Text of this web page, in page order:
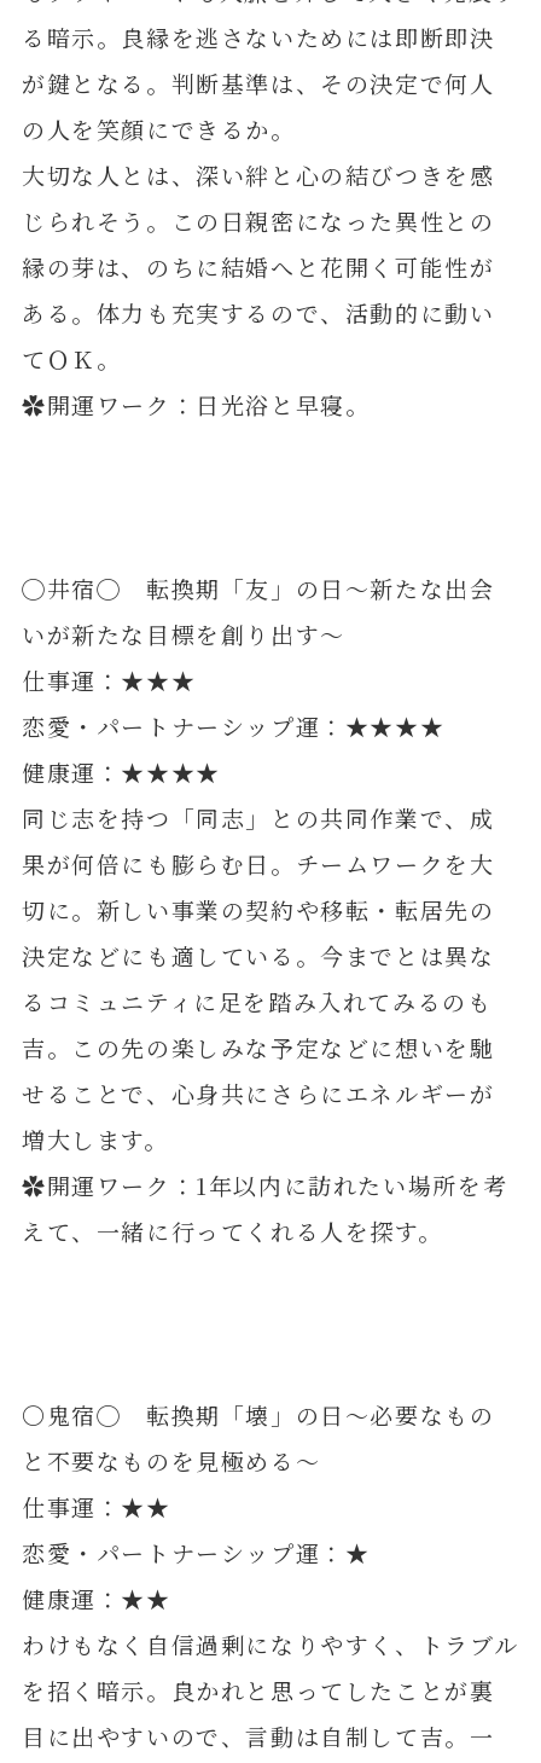
る暗示。良縁を逃さないためには即断即決
が鍵となる。判断基準は、その決定で何人
の人を笑顔にできるか。
大切な人とは、深い絆と心の結びつきを感
じられそう。この日親密になった異性との
縁の芽は、のちに結婚へと花開く可能性が
ある。体力も充実するので、活動的に動い
てＯＫ。
✿開運ワーク：日光浴と早寝。
◯井宿◯ 転換期「友」の日～新たな出会
いが新たな目標を創り出す～
仕事運：★★★
恋愛・パートナーシップ運：★★★★
健康運：★★★★
同じ志を持つ「同志」との共同作業で、成
果が何倍にも膨らむ日。チームワークを大
切に。新しい事業の契約や移転・転居先の
決定などにも適している。今までとは異な
るコミュニティに足を踏み入れてみるのも
吉。この先の楽しみな予定などに想いを馳
せることで、心身共にさらにエネルギーが
増大します。
✿開運ワーク：1年以内に訪れたい場所を考
えて、一緒に行ってくれる人を探す。
〇鬼宿◯ 転換期「壊」の日～必要なもの
と不要なものを見極める～
仕事運：★★
恋愛・パートナーシップ運：★
健康運：★★
わけもなく自信過剰になりやすく、トラブル
を招く暗示。良かれと思ってしたことが裏
目に出やすいので、言動は自制して吉。一